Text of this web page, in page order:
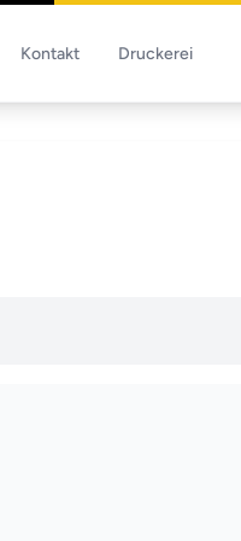
Kontakt Druckerei